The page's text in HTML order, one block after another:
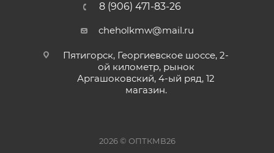
8 (906) 471-83-26
cheholkmw@mail.ru
Пятигорск, Георгиевское шоссе, 2-
ой километр, рынок
Аргашоковский, 4-ый ряд, 12
магазин.
2026 © ОПТКМВ26